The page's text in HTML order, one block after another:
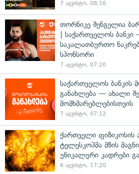
7 აგვისტო, 08:16
თორნიკე შენგელია
| საქართველოს
საკალათბურთო
სპონსორი
7 აგვისტო, 07:20
საქართველოს ბანკის
განახლება — ახალი
მომხმარებლებისთვის
7 აგვისტო, 07:12
ქართველი ფიზიკოსის
ტელესკოპმა მზის
უნიკალური კადრები
6 აგვისტო, 17:20